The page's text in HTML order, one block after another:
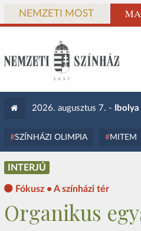
NEMZETI MOST
2026. augusztus 7. - Ibolya
SZÍNHÁZI OLIMPIA MITEM
INTERJÚ
Fókusz • A színházi tér
Organikus